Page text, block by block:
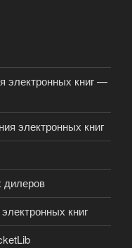
электронных книг —
электронных книг
книг